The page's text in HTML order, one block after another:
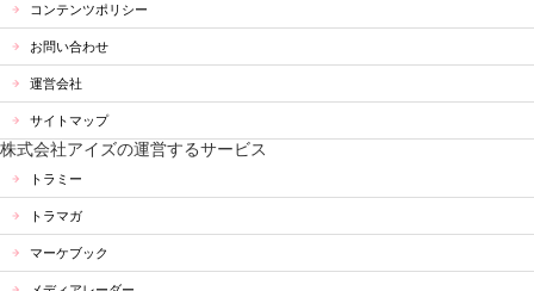
コンテンツポリシー
お問い合わせ
運営会社
サイトマップ
株式会社アイズの運営するサービス
トラミー
トラマガ
マーケブック